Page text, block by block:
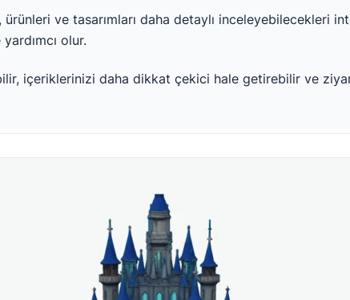
ve tasarımları daha detaylı inceleyebilecekleri
olur.
içeriklerinizi daha dikkat çekici hale getirebilir ve